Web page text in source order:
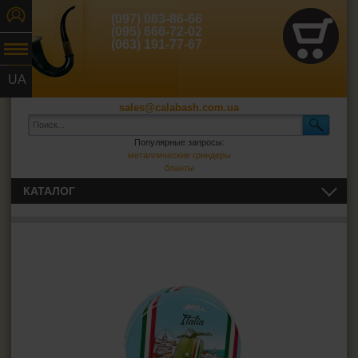
UA
(097) 083-86-66
(095) 666-72-02
(063) 191-77-67
sales@calabash.com.ua
Популярные запросы:
металлические гриндеры
бланты
КАТАЛОГ
ВСЁ ДЛЯ СИГАРЕТ И САМОКРУТОК
ЗАЖИГАЛКИ